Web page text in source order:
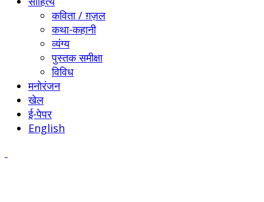
कविता / ग़ज़ल
कथा-कहानी
व्यंग्य
पुस्तक समीक्षा
विविध
मनोरंजन
खेल
ई-पेपर
English